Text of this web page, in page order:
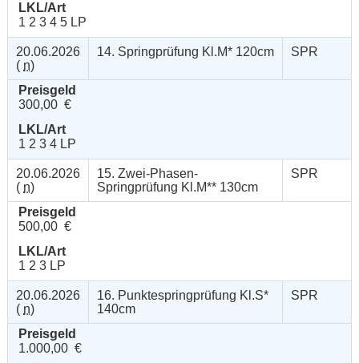
LKL/Art
1 2 3 4 5 LP
20.06.2026
( n)
14. Springprüfung Kl.M* 120cm SPR
Preisgeld
300,00 €
LKL/Art
1 2 3 4 LP
20.06.2026
( n)
15. Zwei-Phasen-
Springprüfung Kl.M** 130cm
SPR
Preisgeld
500,00 €
LKL/Art
1 2 3 LP
20.06.2026
( n)
16. Punktespringprüfung Kl.S*
140cm
SPR
Preisgeld
1.000,00 €